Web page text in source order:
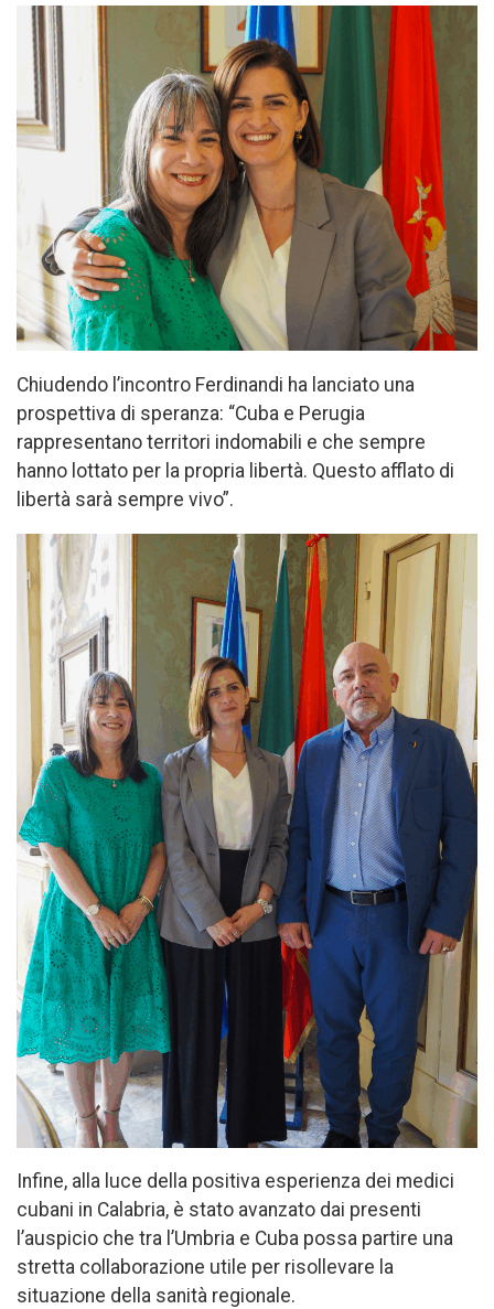
Chiudendo l’incontro Ferdinandi ha lanciato una
prospettiva di speranza: “Cuba e Perugia
rappresentano territori indomabili e che sempre
hanno lottato per la propria libertà. Questo afflato di
libertà sarà sempre vivo”.
Infine, alla luce della positiva esperienza dei medici
cubani in Calabria, è stato avanzato dai presenti
l’auspicio che tra l’Umbria e Cuba possa partire una
stretta collaborazione utile per risollevare la
situazione della sanità regionale.